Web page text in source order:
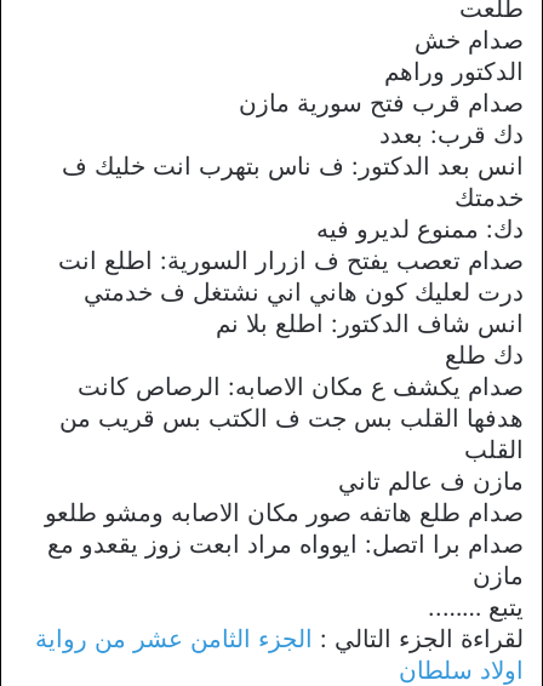
طلعت
صدام خش
الدكتور وراهم
صدام قرب فتح سورية مازن
دك قرب: بعدد
انس بعد الدكتور: ف ناس بتهرب انت خليك ف
خدمتك
دك: ممنوع لديرو فيه
صدام تعصب يفتح ف ازرار السورية: اطلع انت
درت لعليك كون هاني اني نشتغل ف خدمتي
انس شاف الدكتور: اطلع بلا نم
دك طلع
صدام يكشف ع مكان الاصابه: الرصاص كانت
هدفها القلب بس جت ف الكتب بس قريب من
القلب
مازن ف عالم تاني
صدام طلع هاتفه صور مكان الاصابه ومشو طلعو
صدام برا اتصل: ايوواه مراد ابعت زوز يقعدو مع
مازن
يتبع ……..
لقراءة الجزء التالي : الجزء الثامن عشر من رواية
اولاد سلطان